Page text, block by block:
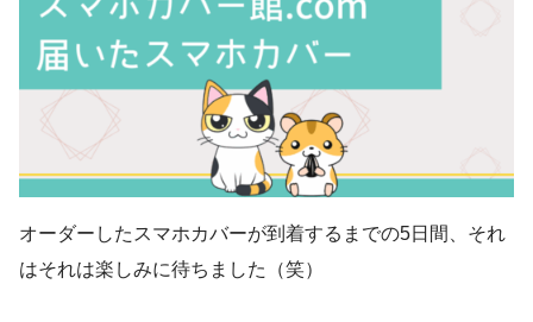
オーダーしたスマホカバーが到着するまでの5日間、それ
はそれは楽しみに待ちました（笑）